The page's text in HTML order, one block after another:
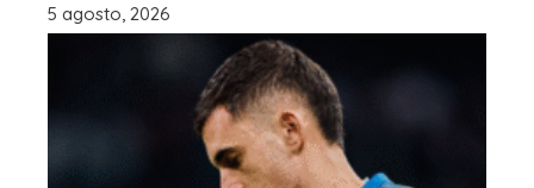
5 agosto, 2026